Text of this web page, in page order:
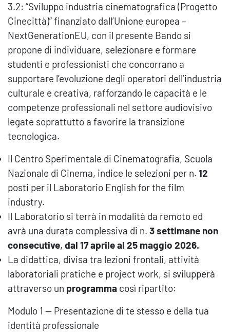
3.2: “Sviluppo industria cinematografica (Progetto
Cinecittà)” finanziato dall’Unione europea –
NextGenerationEU, con il presente Bando si
propone di individuare, selezionare e formare
studenti e professionisti che concorrano a
supportare l’evoluzione degli operatori dell’industria
culturale e creativa, rafforzando le capacità e le
competenze professionali nel settore audiovisivo
legate soprattutto a favorire la transizione
tecnologica.
Il Centro Sperimentale di Cinematografia, Scuola
Nazionale di Cinema, indice le selezioni per n. 12
posti per il Laboratorio English for the film
industry.
Il Laboratorio si terrà in modalità da remoto ed
avrà una durata complessiva di n. 3 settimane non
consecutive, dal 17 aprile al 25 maggio 2026.
La didattica, divisa tra lezioni frontali, attività
laboratoriali pratiche e project work, si svilupperà
attraverso un programma così ripartito:
Modulo 1 — Presentazione di te stesso e della tua
identità professionale